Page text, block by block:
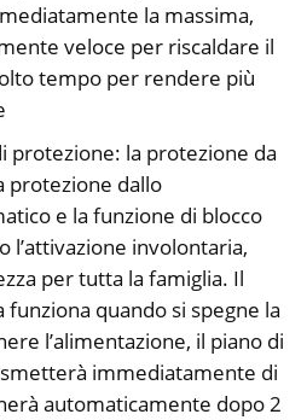
la massima,
veloce per riscaldare il
tempo per rendere più
protezione: la protezione da
protezione dallo
e la funzione di blocco
l’attivazione involontaria,
per tutta la famiglia. Il
quando si spegne la
l’alimentazione, il piano di
immediatamente di
automaticamente dopo 2